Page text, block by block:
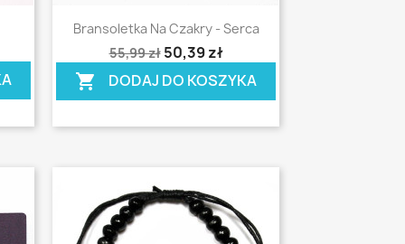
Szybki podgląd
Bransoletka Na Czakry - Serca
55,99 zł 50,39 zł
shopping_cart DODAJ DO KOSZYKA